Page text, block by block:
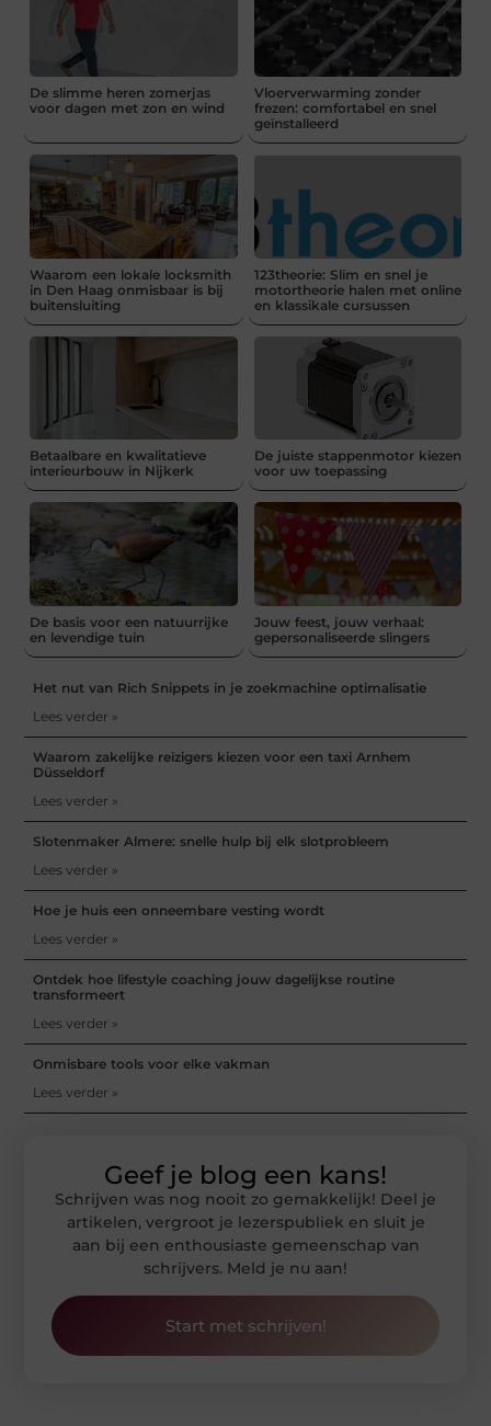
De slimme heren zomerjas
voor dagen met zon en wind
Vloerverwarming zonder
frezen: comfortabel en snel
geïnstalleerd
Waarom een lokale locksmith
in Den Haag onmisbaar is bij
buitensluiting
123theorie: Slim en snel je
motortheorie halen met online
en klassikale cursussen
Betaalbare en kwalitatieve
interieurbouw in Nijkerk
De juiste stappenmotor kiezen
voor uw toepassing
De basis voor een natuurrijke
en levendige tuin
Jouw feest, jouw verhaal:
gepersonaliseerde slingers
Het nut van Rich Snippets in je zoekmachine optimalisatie
Lees verder »
Waarom zakelijke reizigers kiezen voor een taxi Arnhem
Düsseldorf
Lees verder »
Slotenmaker Almere: snelle hulp bij elk slotprobleem
Lees verder »
Hoe je huis een onneembare vesting wordt
Lees verder »
Ontdek hoe lifestyle coaching jouw dagelijkse routine
transformeert
Lees verder »
Onmisbare tools voor elke vakman
Lees verder »
Geef je blog een kans!
Schrijven was nog nooit zo gemakkelijk! Deel je
artikelen, vergroot je lezerspubliek en sluit je
aan bij een enthousiaste gemeenschap van
schrijvers. Meld je nu aan!
Start met schrijven!